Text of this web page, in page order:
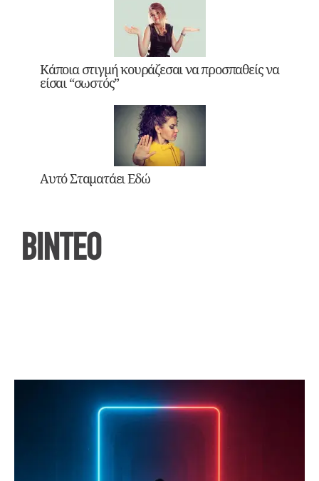
Κάποια στιγμή κουράζεσαι να προσπαθείς να
είσαι “σωστός”
Αυτό Σταματάει Εδώ
ΒΙΝΤΕΟ